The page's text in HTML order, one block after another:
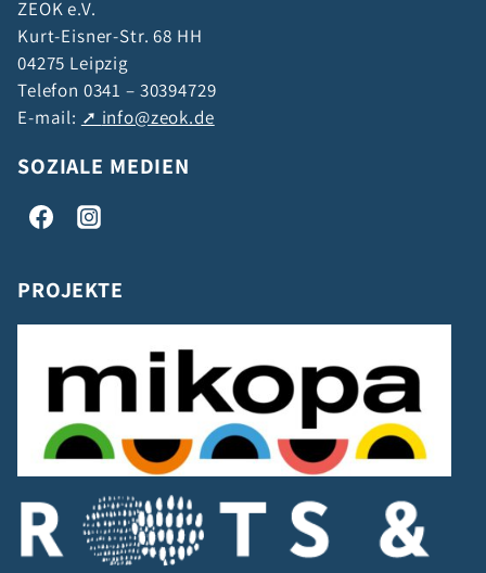
ZEOK e.V.
Kurt-Eisner-Str. 68 HH
04275 Leipzig
Telefon 0341 – 30394729
E-mail:
info@zeok.de
SOZIALE MEDIEN
PROJEKTE